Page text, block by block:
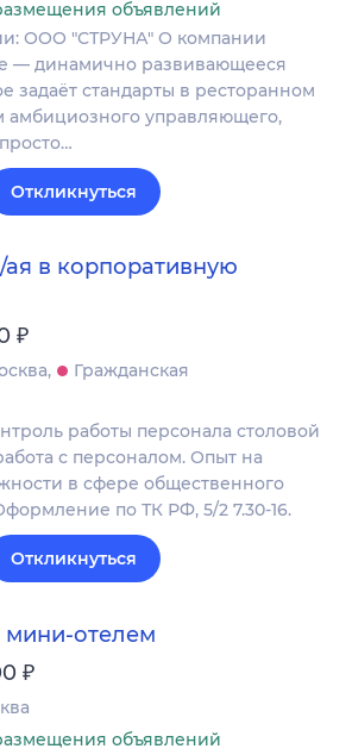
объявлений
ООО "СТРУНА" О компании
— динамично развивающееся
задаёт стандарты в ресторанном
управляющего,
Откликнуться
в корпоративную
₽
Гражданская
работы персонала столовой
с персоналом. Опыт на
в сфере общественного
по ТК РФ, 5/2 7.30-16.
Откликнуться
отелем
₽
объявлений